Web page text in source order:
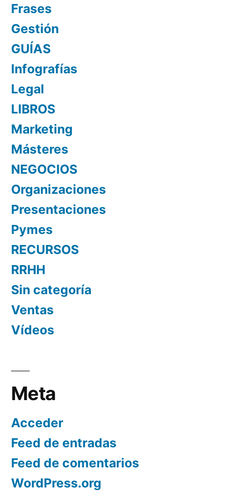
Frases
Gestión
GUÍAS
Infografías
Legal
LIBROS
Marketing
Másteres
NEGOCIOS
Organizaciones
Presentaciones
Pymes
RECURSOS
RRHH
Sin categoría
Ventas
Vídeos
Meta
Acceder
Feed de entradas
Feed de comentarios
WordPress.org